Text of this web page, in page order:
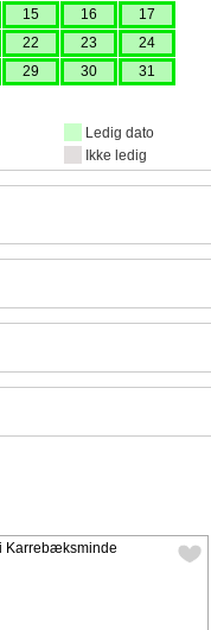
15 16
17
22 23
24
29 30 31
Ledig dato
Ikke ledig